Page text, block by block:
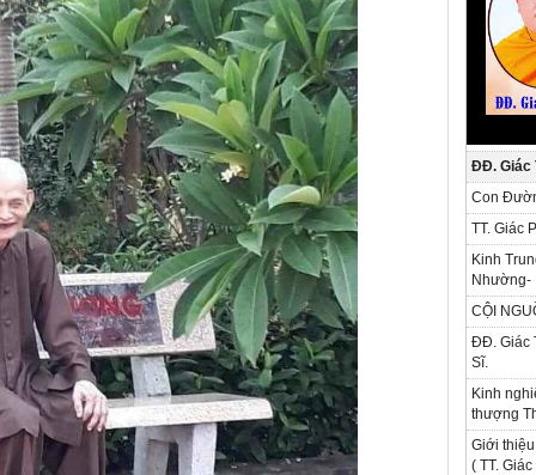
ĐĐ. Giác
Con
TT. Giác
Kinh
Nhường-
CỘI
ĐĐ. Giác
Sĩ.
Kinh
thượng
Giới
( TT.